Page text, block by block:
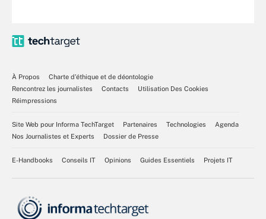
À Propos
Charte d’éthique et de déontologie
Rencontrez les journalistes
Contacts
Utilisation Des Cookies
Réimpressions
Site Web pour Informa TechTarget Partenaires Technologies
Agenda
Nos Journalistes et Experts
Dossier de Presse
E-Handbooks Conseils IT Opinions Guides Essentiels Projets IT